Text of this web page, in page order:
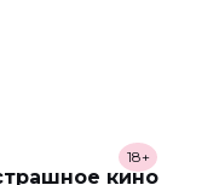
кино
18+